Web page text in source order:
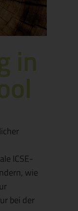
in
ICSE-
wie
bei der